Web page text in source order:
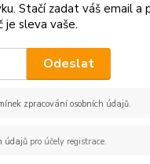
Stačí zadat váš email a
je sleva vaše.
Odeslat
zpracování osobních údajů.
údajůpro účely registrace.